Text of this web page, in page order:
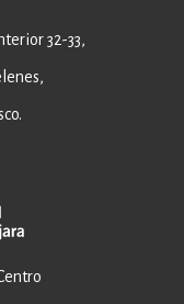
32-33,